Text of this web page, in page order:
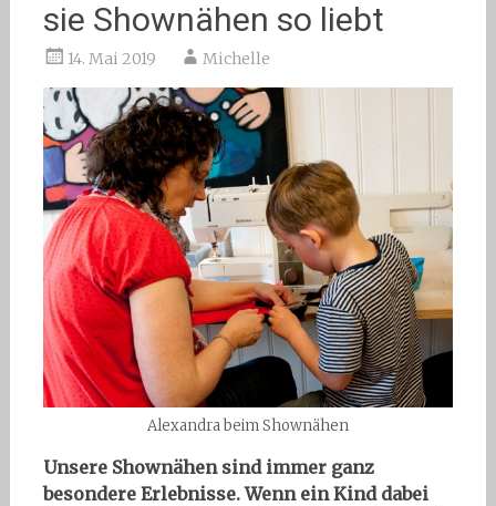
sie Shownähen so liebt
14. Mai 2019 Michelle
Alexandra beim Shownähen
Unsere Shownähen sind immer ganz
besondere Erlebnisse. Wenn ein Kind dabei